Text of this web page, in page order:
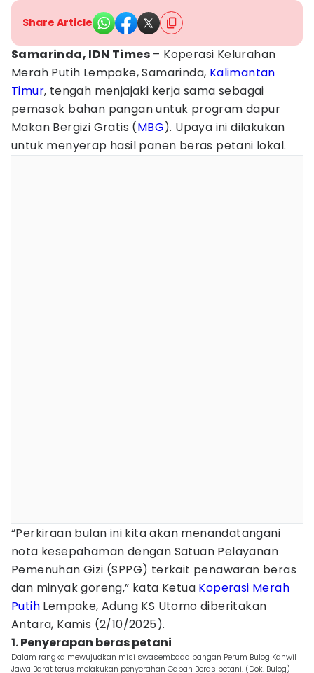
Share Article
Samarinda, IDN Times – Koperasi Kelurahan
Merah Putih Lempake, Samarinda, Kalimantan
Timur, tengah menjajaki kerja sama sebagai
pemasok bahan pangan untuk program dapur
Makan Bergizi Gratis (MBG). Upaya ini dilakukan
untuk menyerap hasil panen beras petani lokal.
“Perkiraan bulan ini kita akan menandatangani
nota kesepahaman dengan Satuan Pelayanan
Pemenuhan Gizi (SPPG) terkait penawaran beras
dan minyak goreng,” kata Ketua Koperasi Merah
Putih Lempake, Adung KS Utomo diberitakan
Antara, Kamis (2/10/2025).
1. Penyerapan beras petani
Dalam rangka mewujudkan misi swasembada pangan Perum Bulog Kanwil
Jawa Barat terus melakukan penyerahan Gabah Beras petani. (Dok. Bulog)